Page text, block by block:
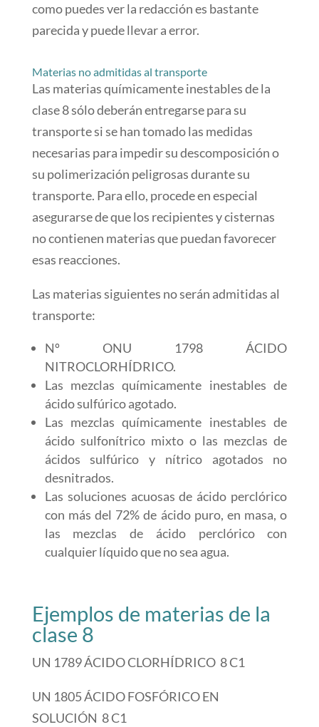
como puedes ver la redacción es bastante
parecida y puede llevar a error.
Materias no admitidas al transporte
Las materias químicamente inestables de la
clase 8 sólo deberán entregarse para su
transporte si se han tomado las medidas
necesarias para impedir su descomposición o
su polimerización peligrosas durante su
transporte. Para ello, procede en especial
asegurarse de que los recipientes y cisternas
no contienen materias que puedan favorecer
esas reacciones.
Las materias siguientes no serán admitidas al
transporte:
Nº ONU 1798 ÁCIDO
NITROCLORHÍDRICO.
Las mezclas químicamente inestables de
ácido sulfúrico agotado.
Las mezclas químicamente inestables de
ácido sulfonítrico mixto o las mezclas de
ácidos sulfúrico y nítrico agotados no
desnitrados.
Las soluciones acuosas de ácido perclórico
con más del 72% de ácido puro, en masa, o
las mezclas de ácido perclórico con
cualquier líquido que no sea agua.
Ejemplos de materias de la
clase 8
UN 1789 ÁCIDO CLORHÍDRICO 8 C1
UN 1805 ÁCIDO FOSFÓRICO EN
SOLUCIÓN 8 C1